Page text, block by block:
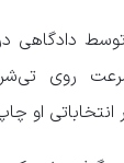
دادگاهی
روی
انتخاباتی